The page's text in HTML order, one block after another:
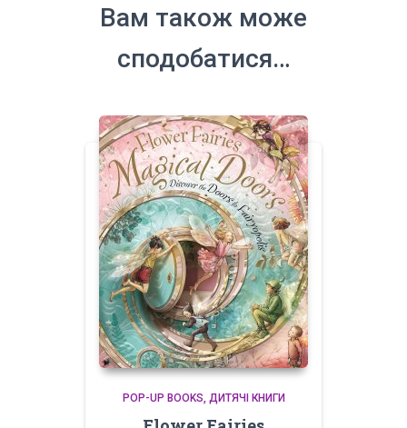
Вам також може
сподобатися…
POP-UP BOOKS ДИТЯЧІ КНИГИ